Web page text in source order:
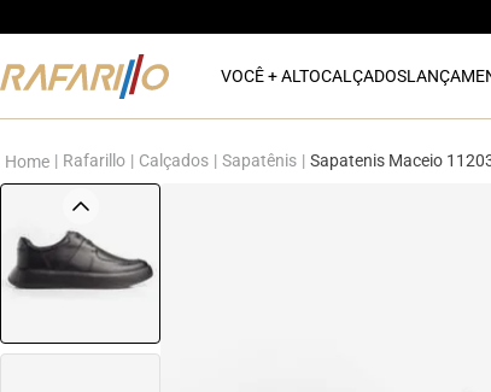
VOCÊ + ALTOCALÇADOS
Rafarillo Calçados Sapatênis Sapatenis Maceio